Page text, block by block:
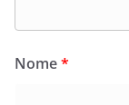
Nome*